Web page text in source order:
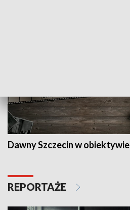
Dawny Szczecin w obiektywie
REPORTAŻE